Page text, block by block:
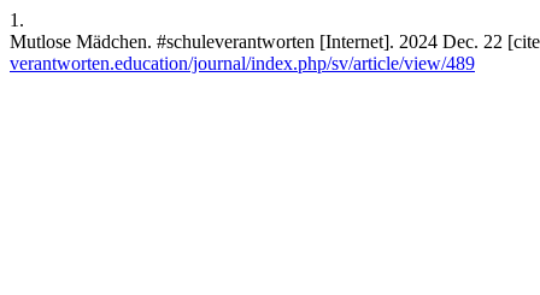
1.
Mutlose Mädchen. #schuleverantworten [Internet]. 2024 Dec. 22
verantworten.education/journal/index.php/sv/article/view/489